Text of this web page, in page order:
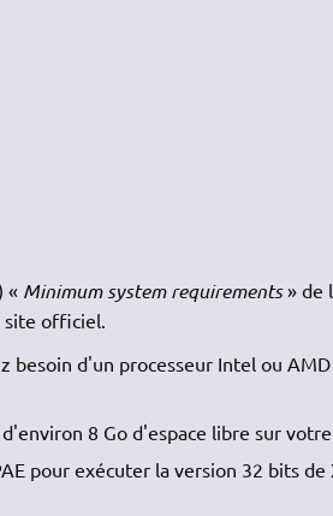
« Minimum system requirements» de
officiel.
d'un processeur Intel ou AMD
8 Go d'espace libre sur
pour exécuter la version 32 bits de